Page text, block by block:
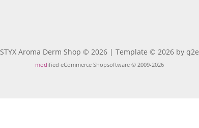
STYX Aroma Derm Shop © 2026 | Template © 2026 by q2e
modified eCommerce Shopsoftware © 2009-2026